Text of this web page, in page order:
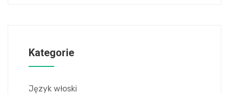
Kategorie
Język włoski